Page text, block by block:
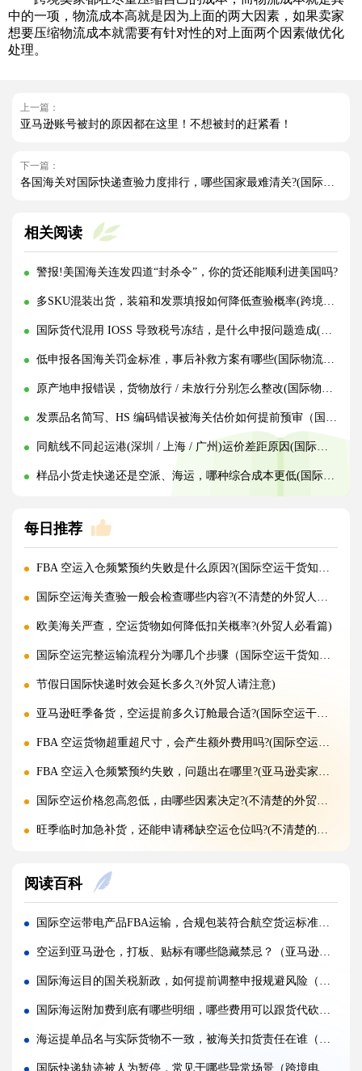
中的一项，物流成本高就是因为上面的两大因素，如果卖家
想要压缩物流成本就需要有针对性的对上面两个因素做优化
处理。
上一篇：
亚马逊账号被封的原因都在这里！不想被封的赶紧看！
下一篇：
各国海关对国际快递查验力度排行，哪些国家最难清关?(国际快递干货知识分享)
相关阅读
警报!美国海关连发四道“封杀令”，你的货还能顺利进美国吗?
多SKU混装出货，装箱和发票填报如何降低查验概率(跨境物流干货知识分享)
国际货代混用 IOSS 导致税号冻结，是什么申报问题造成(国际物流干货知识分享)
低申报各国海关罚金标准，事后补救方案有哪些(国际物流干货知识分享)
原产地申报错误，货物放行 / 未放行分别怎么整改(国际物流干货知识分享)
发票品名简写、HS 编码错误被海关估价如何提前预审（国际物流干货知识分享）
同航线不同起运港(深圳 / 上海 / 广州)运价差距原因(国际海运干货知识分享)
样品小货走快递还是空派、海运，哪种综合成本更低(国际物流干货知识分享)
每日推荐
FBA 空运入仓频繁预约失败是什么原因?(国际空运干货知识分享)
国际空运海关查验一般会检查哪些内容?(不清楚的外贸人看过来)
欧美海关严查，空运货物如何降低扣关概率?(外贸人必看篇)
国际空运完整运输流程分为哪几个步骤（国际空运干货知识分享）
节假日国际快递时效会延长多久?(外贸人请注意)
亚马逊旺季备货，空运提前多久订舱最合适?(国际空运干货知识分享)
FBA 空运货物超重超尺寸，会产生额外费用吗?(国际空运干货知识分享)
FBA 空运入仓频繁预约失败，问题出在哪里?(亚马逊卖家请注意)
国际空运价格忽高忽低，由哪些因素决定?(不清楚的外贸人看过来)
旺季临时加急补货，还能申请稀缺空运仓位吗?(不清楚的外贸人看过来)
实木托盘无 IPPC 标识，空运落地除销毁外有哪些整改方式(国际空运干货知识分享)
空运到仓长期不上架，如何区分物流延误与亚马逊仓内拥堵?(国际空运干货知识分享)
美仓热门地址，空派派送经常拒收该怎么处理（不清楚的跨境卖家看过来）
海关认定货值偏高征税，有合规申诉减免税费的办法吗（国际快递干货知识分享）
国际快递包装做错直接破损（跨境发货包装指南）
国际快递虚报货值有什么后果（海关处罚细则科普）
旺季国际空运仓位紧张，如何提前锁定舱位与运价（不清楚的外贸人看过来）
阅读百科
国际空运带电产品FBA运输，合规包装符合航空货运标准（亚马逊卖家发货请注意）
空运到亚马逊仓，打板、贴标有哪些隐藏禁忌？（亚马逊卖家注意：贴错一个码，整批都白跑）
国际海运目的国关税新政，如何提前调整申报规避风险（国际海运干货知识分享）
国际海运附加费到底有哪些明细，哪些费用可以跟货代砍掉（跨境电商卖家请注意）
海运提单品名与实际货物不一致，被海关扣货责任在谁（不清楚的跨境电商卖家请注意）
国际快递轨迹被人为暂停，常见于哪些异常场景（跨境电商卖家请注意）